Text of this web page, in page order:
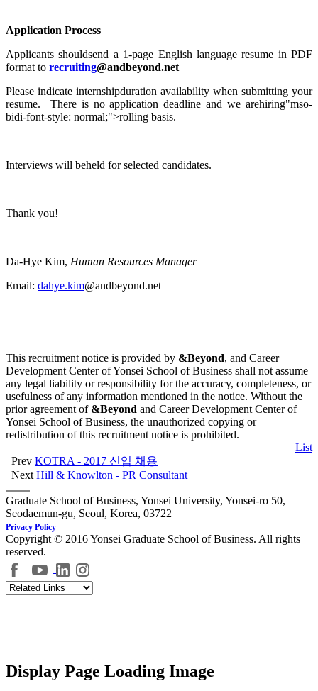
Application Process
Applicants shouldsend a 1-page English language resume in PDF
format to recruiting@andbeyond.net
Please indicate internshipduration availability when submitting your
resume. There is no application deadline and we arehiring"mso-
bidi-font-style: normal;">rolling basis.
Interviews will beheld for selected candidates.
Thank you!
Da-Hye Kim, Human Resources Manager
Email: dahye.kim@andbeyond.net
This recruitment notice is provided by &Beyond, and Career
Development Center of Yonsei School of Business shall not assume
any legal liability or responsibility for the accuracy, completeness, or
usefulness of any information mentioned in the notice. Without the
prior agreement of &Beyond and Career Development Center of
Yonsei School of Business, the unauthorized copying or
redistribution of this recruitment notice is prohibited.
List
Prev KOTRA - 2017 신입 채용
Next Hill & Knowlton - PR Consultant
Graduate School of Business, Yonsei University, Yonsei-ro 50,
Seodaemun-gu, Seoul, Korea, 03722
Privacy Policy
Copyright © 2016 Yonsei Graduate School of Business. All rights
reserved.
Display Page Loading Image